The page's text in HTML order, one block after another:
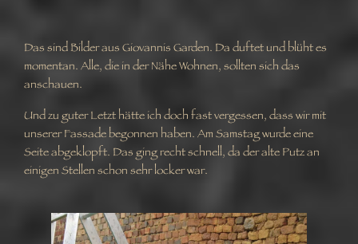
Das sind Bilder aus Giovannis Garden. Da duftet und blüht es
momentan. Alle, die in der Nähe Wohnen, sollten sich das
anschauen.
Und zu guter Letzt hätte ich doch fast vergessen, dass wir mit
unserer Fassade begonnen haben. Am Samstag wurde eine
Seite abgeklopft. Das ging recht schnell, da der alte Putz an
einigen Stellen schon sehr locker war.